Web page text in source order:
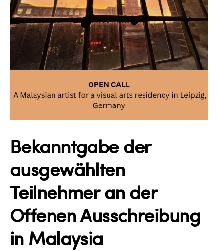
Bekanntgabe der
ausgewählten
Teilnehmer an der
Offenen Ausschreibung
in Malaysia